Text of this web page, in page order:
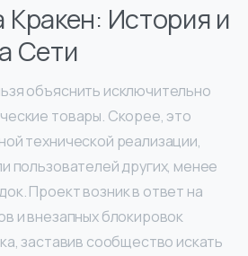
История и
Сети
объяснить исключительно
товары. Скорее, это
технической реализации,
пользователей других, менее
Проект возник в ответ на
и внезапных блокировок
заставив сообщество искать